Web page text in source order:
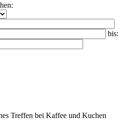
bis:
Treffen bei Kaffee und Kuchen